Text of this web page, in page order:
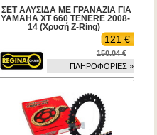
ΣΕΤ ΑΛΥΣΙΔΑ ΜΕ ΓΡΑΝΑΖΙΑ ΓΙΑ
YAMAHA XT 660 TENERE 2008-
14 (Χρυσή Z-Ring)
121 €
150.04 €
ΠΛΗΡΟΦΟΡΙΕΣ »